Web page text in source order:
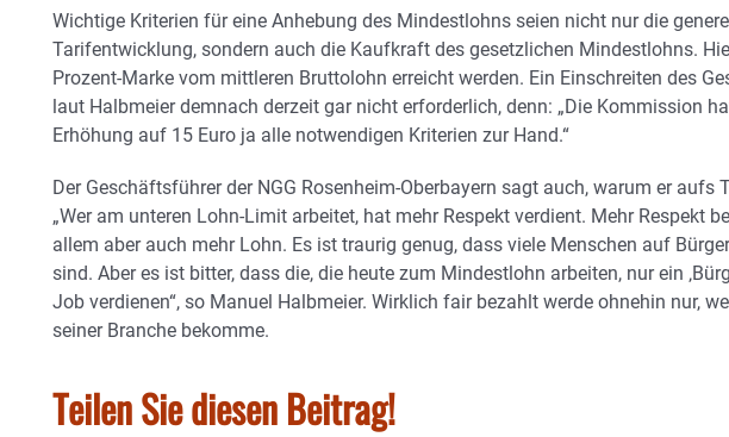
Wichtige Kriterien für eine Anhebung des Mindestlohns seien nicht nur die
Tarifentwicklung, sondern auch die Kaufkraft des gesetzlichen Mindestlohns.
Prozent-Marke vom mittleren Bruttolohn erreicht werden. Ein Einschreiten des
laut Halbmeier demnach derzeit gar nicht erforderlich, denn: „Die Kommission
Erhöhung auf 15 Euro ja alle notwendigen Kriterien zur Hand.“
Der Geschäftsführer der NGG Rosenheim-Oberbayern sagt auch, warum er aufs
„Wer am unteren Lohn-Limit arbeitet, hat mehr Respekt verdient. Mehr Respekt
allem aber auch mehr Lohn. Es ist traurig genug, dass viele Menschen auf
sind. Aber es ist bitter, dass die, die heute zum Mindestlohn arbeiten, nur ein
Job verdienen“, so Manuel Halbmeier. Wirklich fair bezahlt werde ohnehin nur,
seiner Branche bekomme.
Teilen Sie diesen Beitrag!